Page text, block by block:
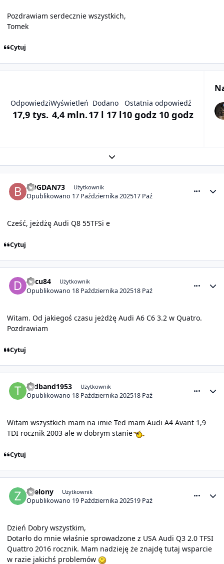
Pozdrawiam serdecznie wszystkich,
Tomek
Cytuj
Odpowiedzi
17,9 tys.
Wyświetleń
4,4 mln.
Dodano
17 l 17 l
Ostatnia odpowiedź
10 godz 10 godz
Rozwiń podsumowanie tematu
BOGDAN73 Użytkownik
Opublikowano 17 Października 202517 Paź
Cześć, jeżdżę Audi Q8 55TFSi e
Cytuj
decu84 Użytkownik
Opublikowano 18 Października 202518 Paź
Witam. Od jakiegoś czasu jeżdżę Audi A6 C6 3.2 w Quatro.
Pozdrawiam
Cytuj
Tedband1953 Użytkownik
Opublikowano 18 Października 202518 Paź
Witam wszystkich mam na imie Ted mam Audi A4 Avant 1,9
TDI rocznik 2003 ale w dobrym stanie
Cytuj
Zyelony Użytkownik
Opublikowano 19 Października 202519 Paź
Dzień Dobry wszystkim,
Dotarło do mnie właśnie sprowadzone z USA Audi Q3 2.0 TFSI
Quattro 2016 rocznik. Mam nadzieję że znajdę tutaj wsparcie
w razie jakichś problemów